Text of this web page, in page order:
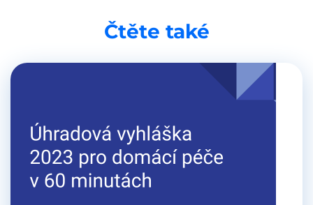
Čtěte také